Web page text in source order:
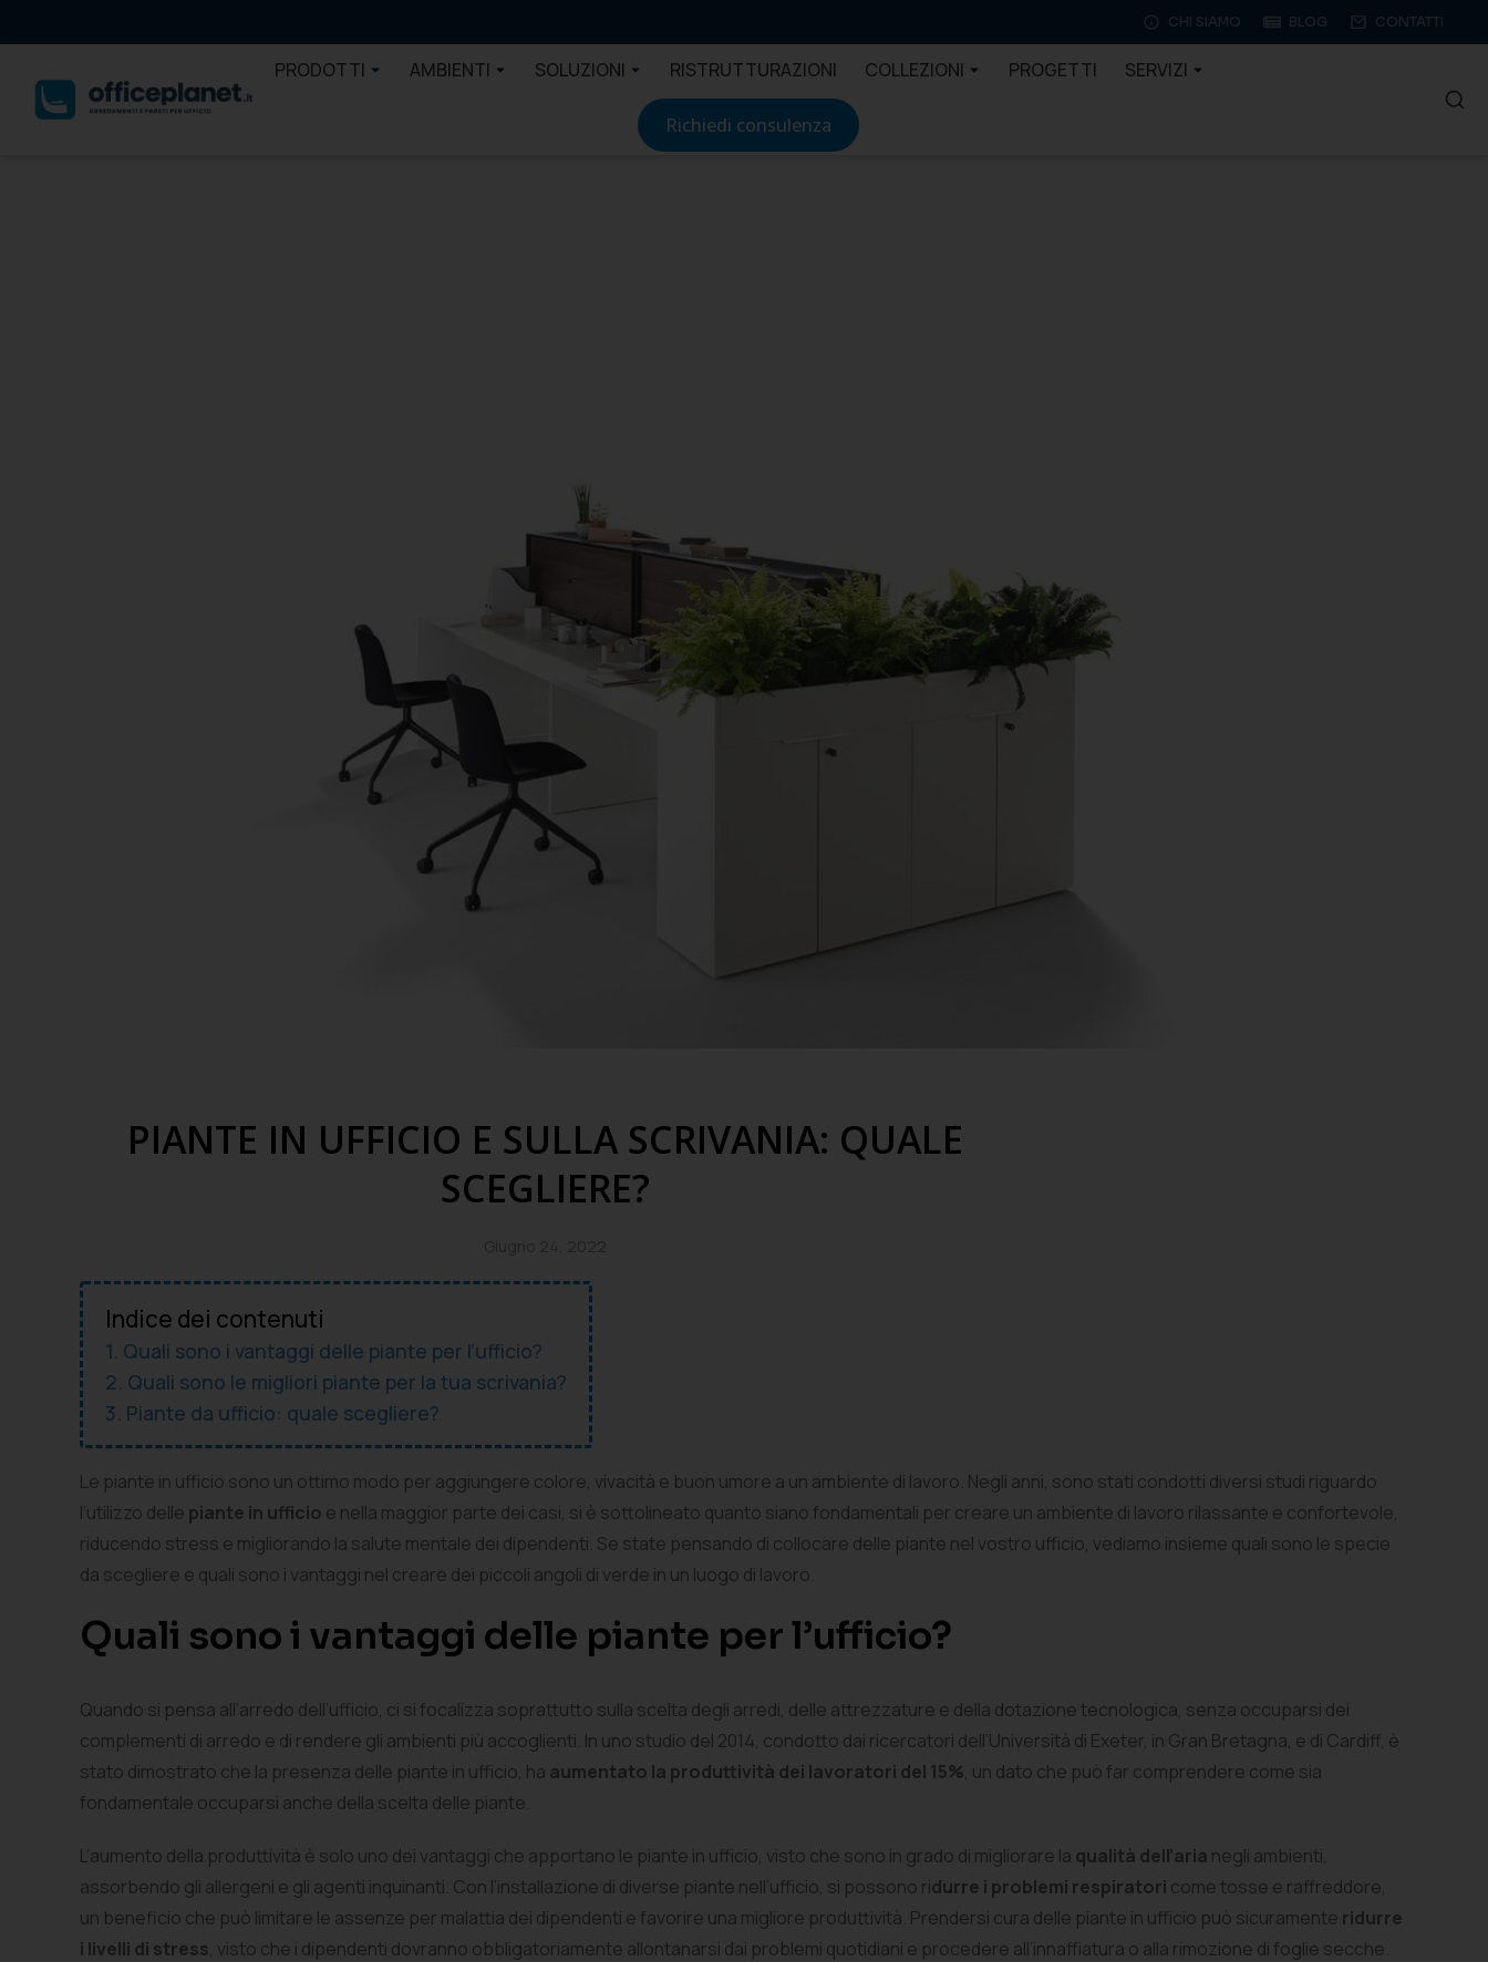
CHI SIAMO BLOG CONTATTI
PRODOTTI AMBIENTI SOLUZIONI RISTRUTTURAZIONI COLLEZIONI PROGETTI SERVIZI
Richiedi consulenza
PIANTE IN UFFICIO E SULLA SCRIVANIA: QUALE
SCEGLIERE?
Indice dei contenuti
Quali sono i vantaggi delle piante per l’ufficio?
Quali sono le migliori piante per la tua scrivania?
Piante da ufficio: quale scegliere?
Le piante in ufficio sono un ottimo modo per aggiungere colore, vivacità e buon umore a un ambiente di lavoro. Negli anni, sono stati condotti diversi studi riguardo
l’utilizzo delle piante in ufficio e nella maggior parte dei casi, si è sottolineato quanto siano fondamentali per creare un ambiente di lavoro rilassante e confortevole,
riducendo stress e migliorando la salute mentale dei dipendenti. Se state pensando di collocare delle piante nel vostro ufficio, vediamo insieme quali sono le specie
da scegliere e quali sono i vantaggi nel creare dei piccoli angoli di verde in un luogo di lavoro.
Quali sono i vantaggi delle piante per l’ufficio?
Quando si pensa all’arredo dell’ufficio, ci si focalizza soprattutto sulla scelta degli arredi, delle attrezzature e della dotazione tecnologica, senza occuparsi dei
complementi di arredo e di rendere gli ambienti più accoglienti. In uno studio del 2014, condotto dai ricercatori dell’Università di Exeter, in Gran Bretagna, e di Cardiff, è
stato dimostrato che la presenza delle piante in ufficio, ha aumentato la produttività dei lavoratori del 15%, un dato che può far comprendere come sia
fondamentale occuparsi anche della scelta delle piante.
L’aumento della produttività è solo uno dei vantaggi che apportano le piante in ufficio, visto che sono in grado di migliorare la qualità dell’aria negli ambienti,
assorbendo gli allergeni e gli agenti inquinanti. Con l’installazione di diverse piante nell’ufficio, si possono ridurre i problemi respiratori come tosse e raffreddore,
un beneficio che può limitare le assenze per malattia dei dipendenti e favorire una migliore produttività. Prendersi cura delle piante in ufficio può sicuramente ridurre
i livelli di stress, visto che i dipendenti dovranno obbligatoriamente allontanarsi dai problemi quotidiani e procedere all’innaffiatura o alla rimozione di foglie secche.